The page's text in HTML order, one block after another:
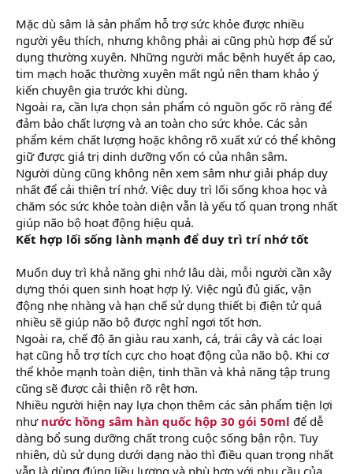
Mặc dù sâm là sản phẩm hỗ trợ sức khỏe được nhiều
người yêu thích, nhưng không phải ai cũng phù hợp để sử
dụng thường xuyên. Những người mắc bệnh huyết áp cao,
tim mạch hoặc thường xuyên mất ngủ nên tham khảo ý
kiến chuyên gia trước khi dùng.
Ngoài ra, cần lựa chọn sản phẩm có nguồn gốc rõ ràng để
đảm bảo chất lượng và an toàn cho sức khỏe. Các sản
phẩm kém chất lượng hoặc không rõ xuất xứ có thể không
giữ được giá trị dinh dưỡng vốn có của nhân sâm.
Người dùng cũng không nên xem sâm như giải pháp duy
nhất để cải thiện trí nhớ. Việc duy trì lối sống khoa học và
chăm sóc sức khỏe toàn diện vẫn là yếu tố quan trọng nhất
giúp não bộ hoạt động hiệu quả.
Kết hợp lối sống lành mạnh để duy trì trí nhớ tốt
Muốn duy trì khả năng ghi nhớ lâu dài, mỗi người cần xây
dựng thói quen sinh hoạt hợp lý. Việc ngủ đủ giấc, vận
động nhẹ nhàng và hạn chế sử dụng thiết bị điện tử quá
nhiều sẽ giúp não bộ được nghỉ ngơi tốt hơn.
Ngoài ra, chế độ ăn giàu rau xanh, cá, trái cây và các loại
hạt cũng hỗ trợ tích cực cho hoạt động của não bộ. Khi cơ
thể khỏe mạnh toàn diện, tinh thần và khả năng tập trung
cũng sẽ được cải thiện rõ rệt hơn.
Nhiều người hiện nay lựa chọn thêm các sản phẩm tiện lợi
như nước hồng sâm hàn quốc hộp 30 gói 50ml để dễ
dàng bổ sung dưỡng chất trong cuộc sống bận rộn. Tuy
nhiên, dù sử dụng dưới dạng nào thì điều quan trọng nhất